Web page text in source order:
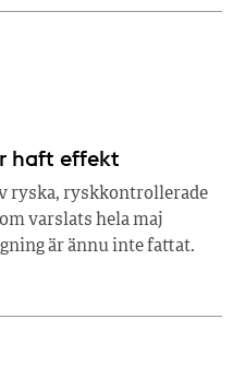
haft effekt
ryska, ryskkontrollerade
varslats hela maj
är ännu inte fattat.